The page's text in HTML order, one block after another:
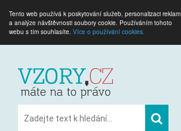
Tento web používá k poskytování služeb, personalizaci reklam
a analýze návštěvnosti soubory cookie. Používáním tohoto
webu s tím souhlasíte. Více o používání cookies.